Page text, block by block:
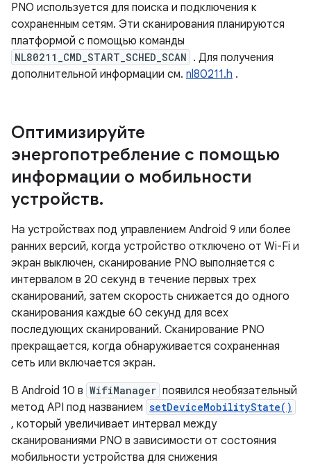
PNO используется для поиска и подключения к
сохраненным сетям. Эти сканирования планируются
платформой с помощью команды
NL80211_CMD_START_SCHED_SCAN . Для получения
дополнительной информации см. nl80211.h .
Оптимизируйте
энергопотребление с помощью
информации о мобильности
устройств.
На устройствах под управлением Android 9 или более
ранних версий, когда устройство отключено от Wi-Fi и
экран выключен, сканирование PNO выполняется с
интервалом в 20 секунд в течение первых трех
сканирований, затем скорость снижается до одного
сканирования каждые 60 секунд для всех
последующих сканирований. Сканирование PNO
прекращается, когда обнаруживается сохраненная
сеть или включается экран.
В Android 10 в WifiManager появился необязательный
метод API под названием setDeviceMobilityState()
, который увеличивает интервал между
сканированиями PNO в зависимости от состояния
мобильности устройства для снижения